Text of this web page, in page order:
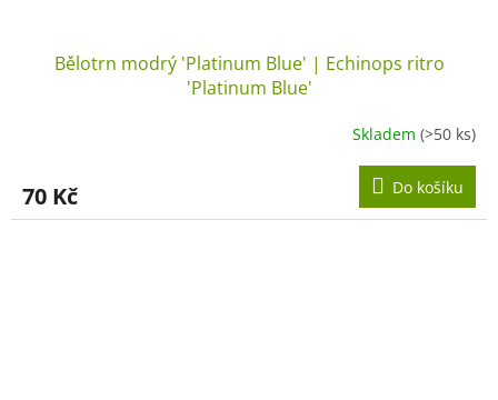
Bělotrn modrý 'Platinum Blue' | Echinops ritro
'Platinum Blue'
Skladem (>50 ks)
70 Kč Do košíku